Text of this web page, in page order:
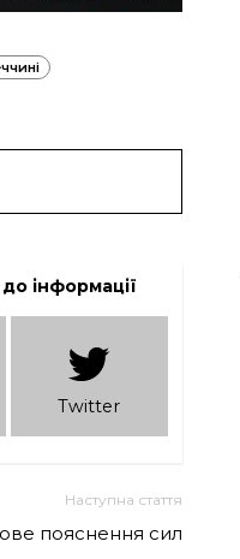
інформації
Twitter
Наступна стаття
пояснення сил